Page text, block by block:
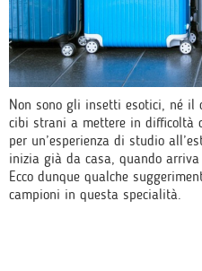
Non sono gli insetti esotici, né il
cibi strani a mettere in difficoltà
per un’esperienza di studio
inizia già da casa, quando
Ecco dunque qualche
campioni in questa specialità.